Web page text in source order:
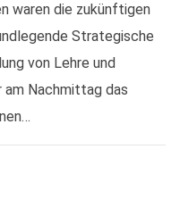
waren die zukünftigen
Strategische
von Lehre und
am Nachmittag das